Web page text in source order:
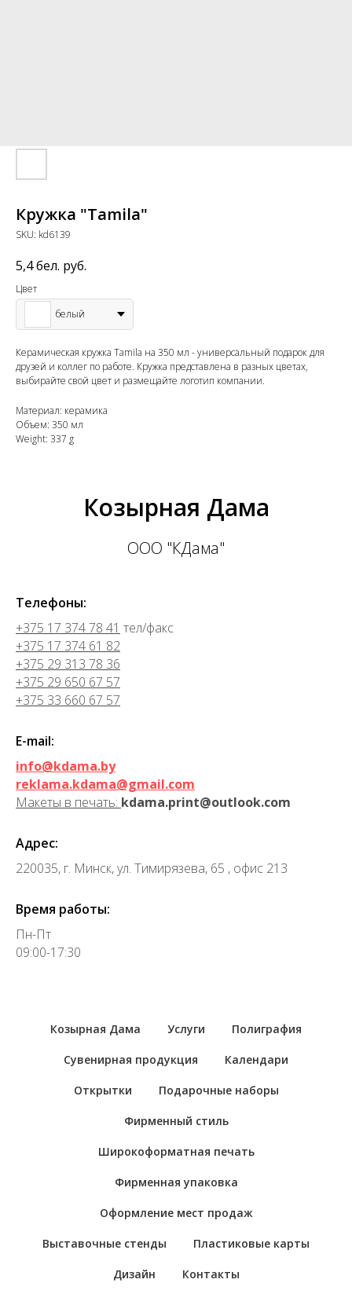
Кружка "Tamila"
SKU: kd6139
5,4бел. руб.
Цвет
белый
Керамическая кружка Tamila на 350 мл - универсальный подарок для
друзей и коллег по работе. Кружка представлена в разных цветах,
выбирайте свой цвет и размещайте логотип компании.
Материал: керамика
Объем: 350 мл
Weight: 337 g
Козырная Дама
ООО "КДама"
Телефоны:
+375 17 374 78 41 тел/факс
+375 17 374 61 82
+375 29 313 78 36
+375 29 650 67 57
+375 33 660 67 57
E-mail:
info@kdama.by
reklama.kdama@gmail.com
Макеты в печать: kdama.print@outlook.com
Адрес:
220035, г. Минск, ул. Тимирязева, 65 , офис 213
Время работы:
Пн-Пт
09:00-17:30
Козырная Дама Услуги Полиграфия
Сувенирная продукция Календари
Открытки Подарочные наборы
Фирменный стиль
Широкоформатная печать
Фирменная упаковка
Оформление мест продаж
Выставочные стенды Пластиковые карты
Дизайн Контакты